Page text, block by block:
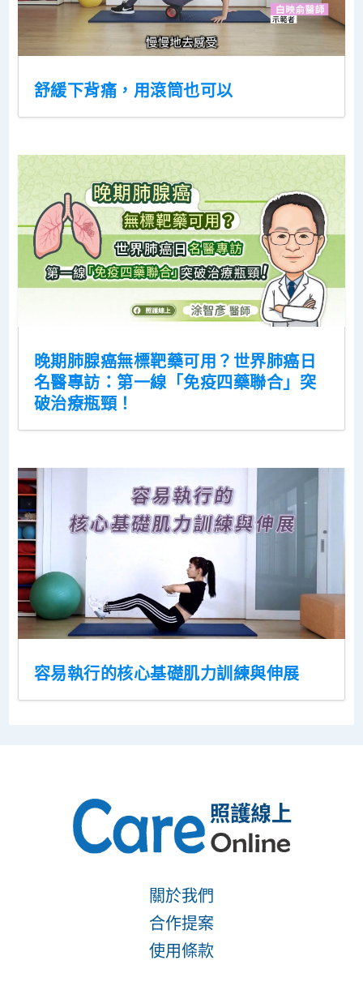
舒緩下背痛，用滾筒也可以
晚期肺腺癌無標靶藥可用？世界肺癌日
名醫專訪：第一線「免疫四藥聯合」突
破治療瓶頸！
容易執行的核心基礎肌力訓練與伸展
關於我們
合作提案
使用條款